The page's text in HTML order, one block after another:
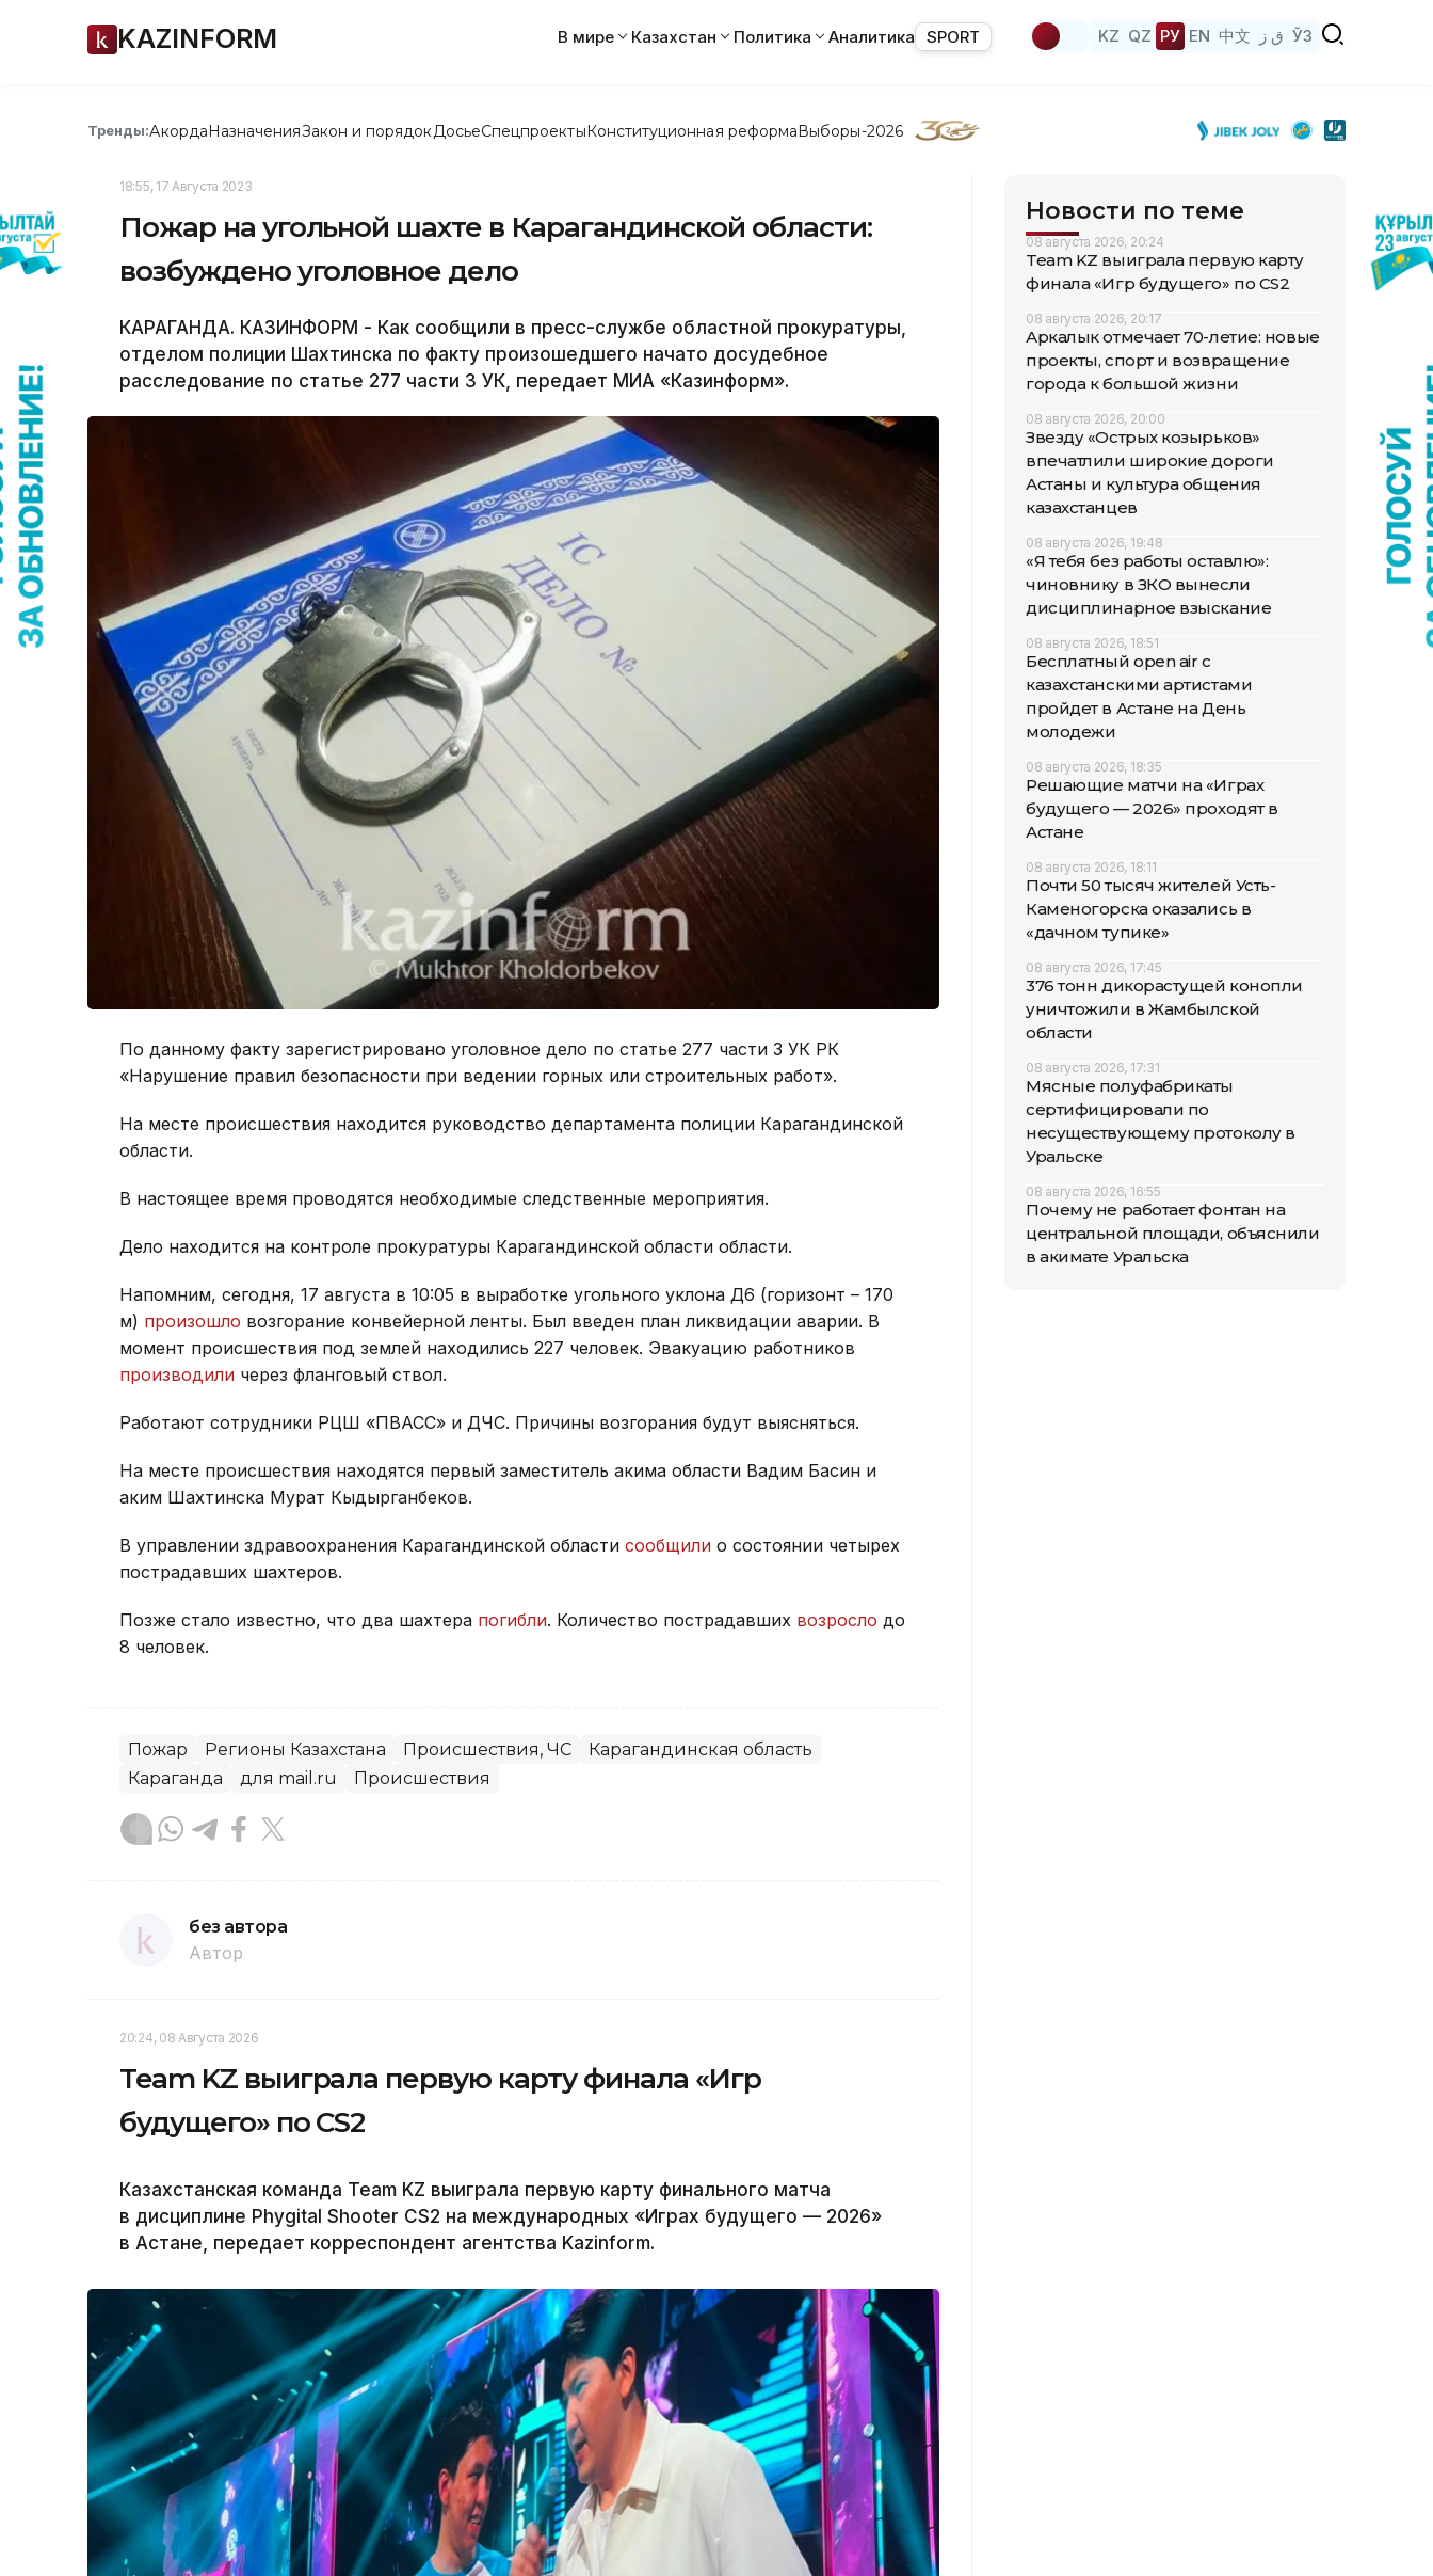
KAZINFORM В мире Казахстан Политика Аналитика SPORT KZ QZ РУ EN 中文 ق ز ЎЗ
Тренды:АкордаНазначенияЗакон и порядок ДосьеСпецпроектыКонституционная реформаВыборы-2026
18:55, 17 Августа 2023
Пожар на угольной шахте в Карагандинской области:
возбуждено уголовное дело
КАРАГАНДА. КАЗИНФОРМ - Как сообщили в пресс-службе областной прокуратуры,
отделом полиции Шахтинска по факту произошедшего начато досудебное
расследование по статье 277 части 3 УК, передает МИА «Казинформ».
По данному факту зарегистрировано уголовное дело по статье 277 части 3 УК РК
«Нарушение правил безопасности при ведении горных или строительных работ».
На месте происшествия находится руководство департамента полиции Карагандинской
области.
В настоящее время проводятся необходимые следственные мероприятия.
Дело находится на контроле прокуратуры Карагандинской области области.
Напомним, сегодня, 17 августа в 10:05 в выработке угольного уклона Д6 (горизонт – 170
м) произошло возгорание конвейерной ленты. Был введен план ликвидации аварии. В
момент происшествия под землей находились 227 человек. Эвакуацию работников
производили через фланговый ствол.
Работают сотрудники РЦШ «ПВАСС» и ДЧС. Причины возгорания будут выясняться.
На месте происшествия находятся первый заместитель акима области Вадим Басин и
аким Шахтинска Мурат Кыдырганбеков.
В управлении здравоохранения Карагандинской области сообщили о состоянии четырех
пострадавших шахтеров.
Позже стало известно, что два шахтера погибли. Количество пострадавших возросло до
8 человек.
Пожар Регионы Казахстана Происшествия, ЧС
Карагандинская область
Караганда
для mail.ru Происшествия
без автора
Автор
20:24, 08 Августа 2026
Team KZ выиграла первую карту финала «Игр
будущего» по CS2
Казахстанская команда Team KZ выиграла первую карту финального матча
в дисциплине Phygital Shooter CS2 на международных «Играх будущего — 2026»
в Астане, передает корреспондент агентства Kazinform.
Новости по теме
08 августа 2026, 20:24
Team KZ выиграла первую карту
финала «Игр будущего» по CS2
08 августа 2026, 20:17
Аркалык отмечает 70-летие: новые
проекты, спорт и возвращение
города к большой жизни
08 августа 2026, 20:00
Звезду «Острых козырьков»
впечатлили широкие дороги
Астаны и культура общения
казахстанцев
08 августа 2026, 19:48
«Я тебя без работы оставлю»:
чиновнику в ЗКО вынесли
дисциплинарное взыскание
08 августа 2026, 18:51
Бесплатный open air с
казахстанскими артистами
пройдет в Астане на День
молодежи
08 августа 2026, 18:35
Решающие матчи на «Играх
будущего — 2026» проходят в
Астане
08 августа 2026, 18:11
Почти 50 тысяч жителей Усть-
Каменогорска оказались в
«дачном тупике»
08 августа 2026, 17:45
376 тонн дикорастущей конопли
уничтожили в Жамбылской
области
08 августа 2026, 17:31
Мясные полуфабрикаты
сертифицировали по
несуществующему протоколу в
Уральске
08 августа 2026, 16:55
Почему не работает фонтан на
центральной площади, объяснили
в акимате Уральска